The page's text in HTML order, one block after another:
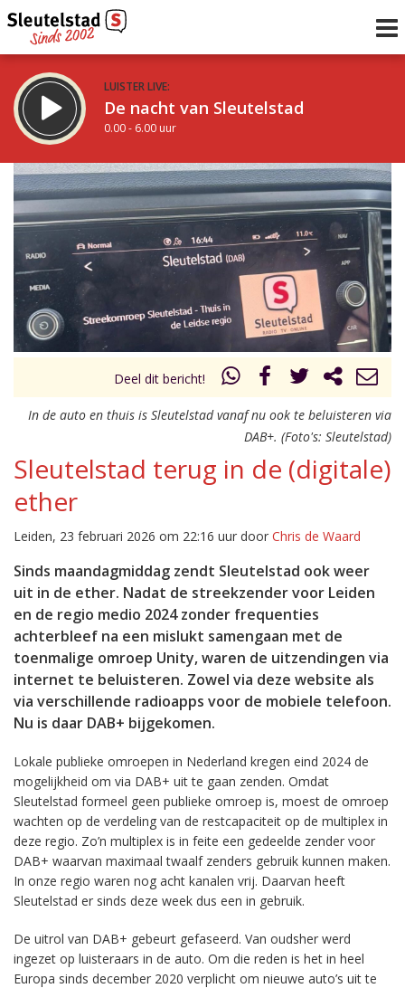
LUISTER LIVE:
De nacht van Sleutelstad
0.00 - 6.00 uur
STRAKS:
De ochtend van Sleutelstad
6.00 - 12.00 uur
Vorig uur
uur 1 van 0 Volgend uur
Deel dit bericht!
In de auto en thuis is Sleutelstad vanaf nu ook te beluisteren via
DAB+. (Foto's: Sleutelstad)
Sleutelstad terug in de (digitale)
ether
Leiden, 23 februari 2026 om 22:16 uur door Chris de Waard
Sinds maandagmiddag zendt Sleutelstad ook weer
uit in de ether. Nadat de streekzender voor Leiden
en de regio medio 2024 zonder frequenties
achterbleef na een mislukt samengaan met de
toenmalige omroep Unity, waren de uitzendingen via
internet te beluisteren. Zowel via deze website als
via verschillende radioapps voor de mobiele telefoon.
Nu is daar DAB+ bijgekomen.
Lokale publieke omroepen in Nederland kregen eind 2024 de
mogelijkheid om via DAB+ uit te gaan zenden. Omdat
Sleutelstad formeel geen publieke omroep is, moest de omroep
wachten op de verdeling van de restcapaciteit op de multiplex in
deze regio. Zo’n multiplex is in feite een gedeelde zender voor
DAB+ waarvan maximaal twaalf zenders gebruik kunnen maken.
In onze regio waren nog acht kanalen vrij. Daarvan heeft
Sleutelstad er sinds deze week dus een in gebruik.
De uitrol van DAB+ gebeurt gefaseerd. Van oudsher werd
ingezet op luisteraars in de auto. Om die reden is het in heel
Europa sinds december 2020 verplicht om nieuwe auto’s uit te